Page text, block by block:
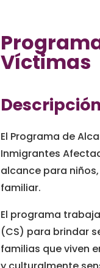
Víctimas
El Programa de
Inmigrantes
alcance para
familiar.
El programa
(CS) para brindar
familias que viven